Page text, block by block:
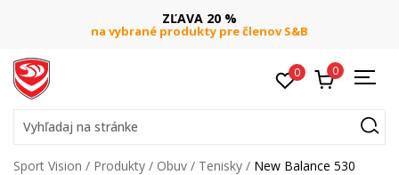
ZĽAVA 20 %
na vybrané produkty pre členov S&B
0 0
Vyhľadaj na stránke
Sport Vision Produkty Obuv Tenisky New Balance 530